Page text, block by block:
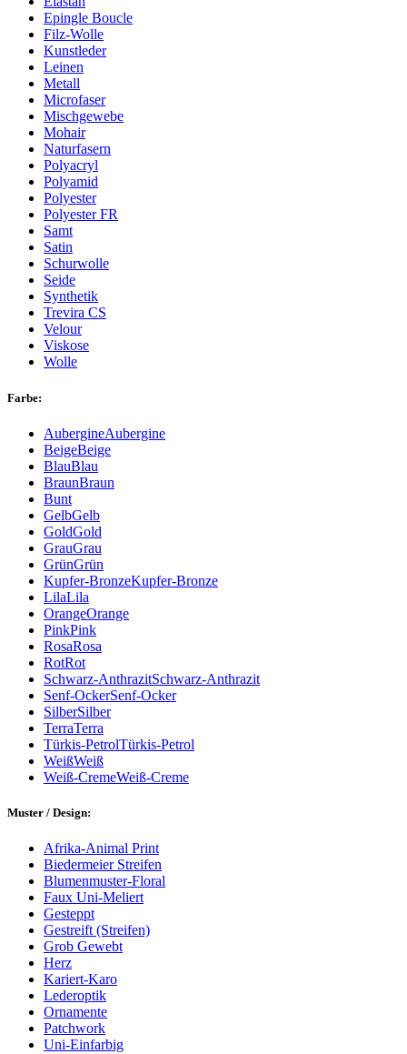
Epingle Boucle
Filz-Wolle
Kunstleder
Leinen
Metall
Microfaser
Mischgewebe
Mohair
Naturfasern
Polyacryl
Polyamid
Polyester
Polyester FR
Samt
Satin
Schurwolle
Seide
Synthetik
Trevira CS
Velour
Viskose
Wolle
Farbe:
AubergineAubergine
BeigeBeige
BlauBlau
BraunBraun
Bunt
GelbGelb
GoldGold
GrauGrau
GrünGrün
Kupfer-BronzeKupfer-Bronze
LilaLila
OrangeOrange
PinkPink
RosaRosa
RotRot
Schwarz-AnthrazitSchwarz-Anthrazit
Senf-OckerSenf-Ocker
SilberSilber
TerraTerra
Türkis-PetrolTürkis-Petrol
WeißWeiß
Weiß-CremeWeiß-Creme
Muster / Design:
Afrika-Animal Print
Biedermeier Streifen
Blumenmuster-Floral
Faux Uni-Meliert
Gesteppt
Gestreift (Streifen)
Grob Gewebt
Herz
Kariert-Karo
Lederoptik
Ornamente
Patchwork
Uni-Einfarbig